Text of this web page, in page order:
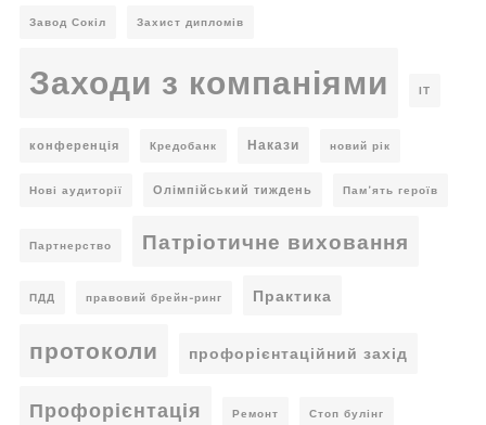
Завод Сокіл Захист дипломів
Заходи з компаніями ІТ
конференція Кредобанк Накази новий рік
Нові аудиторії Олімпійський тиждень Пам’ять героїв
Партнерство Патріотичне виховання
ПДД правовий брейн-ринг Практика
протоколи профорієнтаційний захід
Профорієнтація Ремонт Стоп булінг